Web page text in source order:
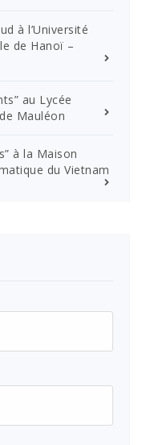
à l’Université
de Hanoï –
au Lycée
Mauléon
à la Maison
du Vietnam